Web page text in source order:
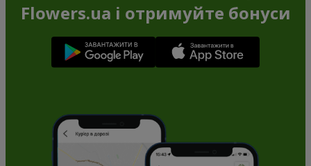
Flowers.ua і отримуйте бонуси